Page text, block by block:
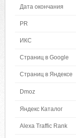
Дата окончания
PR
ИКС
Страниц в Google
Страниц в Яндексе
Dmoz
Яндекс Каталог
Alexa Traffic Rank